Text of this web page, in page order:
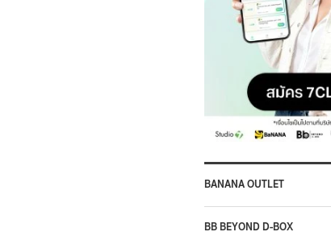
BANANA OUTLET
BB BEYOND D-BOX